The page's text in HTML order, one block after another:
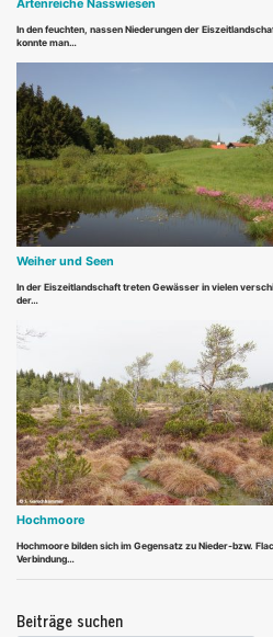
Artenreiche Nasswiesen
In den feuchten, nassen Niederungen der
konnte man…
Weiher und Seen
In der Eiszeitlandschaft treten Gewässer in vielen
der…
Hochmoore
Hochmoore bilden sich im Gegensatz zu Nieder-bzw.
Verbindung…
Beiträge suchen